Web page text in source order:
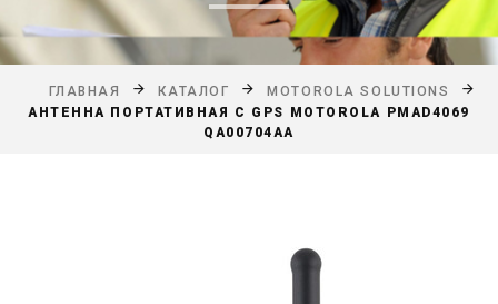
ГЛАВНАЯ КАТАЛОГ
MOTOROLA SOLUTIONS
АНТЕННА ПОРТАТИВНАЯ С GPS MOTOROLA PMAD4069
QA00704AA